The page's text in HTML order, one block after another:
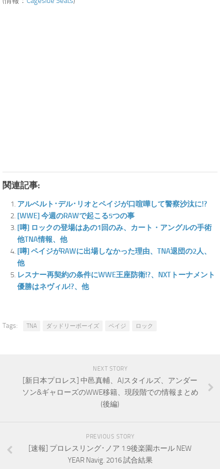
関連記事:
アルベルト･デル･リオとペイジが口喧嘩して警察沙汰に!?
[WWE] 今週のRAWで起こる5つの事
[噂] ロックの登場はあの1回のみ、カート・アングルの手術
他TNA情報、他
[噂] ペイジがRAWに出場しなかった理由、TNA退団の2人、
他
レスナー再契約の条件にWWE王座防衛!?、NXTトーナメント
優勝はネヴィル!?、他
Tags: TNA ダッドリーボーイズ ペイジ ロック
NEXT STORY
[新日本プロレス] 中邑真輔、AJスタイルズ、アンダー
ソン&ギャローズのWWE移籍、現段階での情報まとめ
(後編)
PREVIOUS STORY
[速報] プロレスリング･ノア 1.9後楽園ホール NEW
YEAR Navig. 2016 試合結果